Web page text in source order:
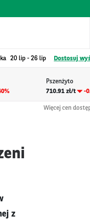
20 lip - 26 lip Dostosuj
Pszenżyto
710.91 zł/t
-
Więcej cen
z